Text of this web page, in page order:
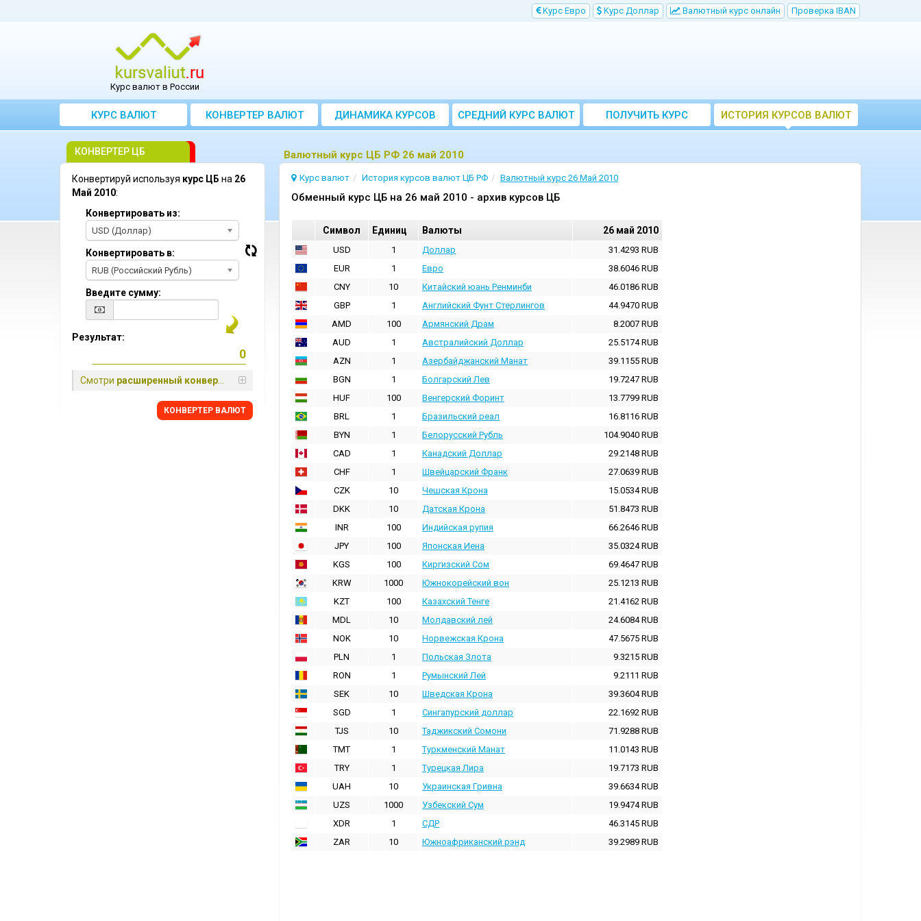
Kурс Евро Kурс Доллар Bалютный курс онлайн Проверка IBAN
Курс валют в России
КУРС ВАЛЮТ КОНВЕРТЕР ВАЛЮТ ДИНАМИКА КУРСОВ
CРЕДНИЙ КУРС ВАЛЮТ
ЗА МЕСЯЦ
ПОЛУЧИТЬ КУРС
ВАЛЮТ ЦБ
ИСТОРИЯ КУРСОВ ВАЛЮТ
ЦБ РФ
Bалютный курс ЦБ РФ 26 май 2010
Курс валют История курсов валют ЦБ РФ Валютный курс 26 Май 2010
Oбменный курс ЦБ на 26 май 2010 - архив курсов ЦБ
Cимвол Единиц Валюты 26 май 2010
USD 1 Доллар 31.4293 RUB
EUR
1 Евро 38.6046 RUB
CNY
10 Китайский юань Ренминби 46.0186 RUB
GBP
1 Английский Фунт Стерлингов 44.9470 RUB
AMD
100 Армянский Драм 8.2007 RUB
AUD
1 Австралийский Доллар 25.5174RUB
AZN
1 Азербайджанский Манат 39.1155 RUB
BGN
1 Болгарский Лев 19.7247 RUB
HUF
100 Венгерский Форинт 13.7799 RUB
BRL
1 Бразильский реал 16.8116 RUB
BYN
1 Белорусский Рубль 104.9040 RUB
CAD
1 Канадский Доллар 29.2148 RUB
CHF
1 Швейцарский Франк 27.0639 RUB
CZK
10 Чешская Крона 15.0534RUB
DKK
10 Датская Крона 51.8473 RUB
INR
100 Индийская pупия 66.2646 RUB
JPY
100 Японская Иена 35.0324RUB
KGS
100 Киргизский Сом 69.4647 RUB
KRW
1000 Южнокорейский вон 25.1213 RUB
KZT
100 Казахский Тенге 21.4162 RUB
MDL
10 Молдавский лей 24.6084RUB
NOK
10 Норвежская Крона 47.5675 RUB
PLN
1 Польская Злота 9.3215 RUB
RON
1 Румынский Лей 9.2111 RUB
SEK
10 Шведская Крона 39.3604RUB
SGD
1 Сингапурский доллар 22.1692 RUB
TJS
10 Таджикский Сомони 71.9288 RUB
TMT
1 Туркменский Манат 11.0143 RUB
TRY
1 Турецкая Лира 19.7173 RUB
UAH
10 Украинская Гривна 39.6634RUB
UZS
1000 Узбекский Сум 19.9474RUB
XDR
1 СДР 46.3145 RUB
ZAR
10 Южноафриканский рэнд 39.2989 RUB
КОНВЕРТЕР ЦБ
Конвертируй используя курс ЦБ на 26
Май 2010:
Конвертировать из:
USD (Доллар)
Конвертировать в:
RUB (Российский Рубль)
Введите сумму:
Результат:
Смотри расширенный конвертер
КОНВЕРТЕР ВАЛЮТ